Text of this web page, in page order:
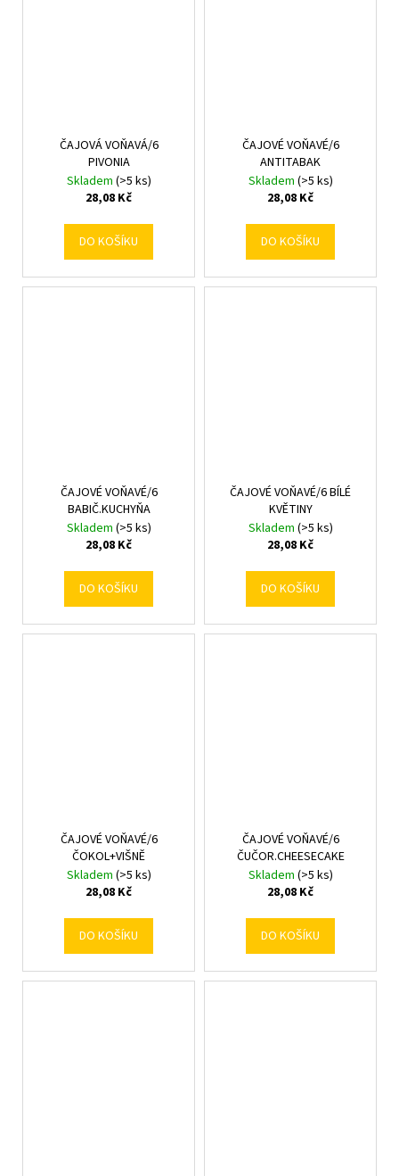
ČAJOVÁ VOŇAVÁ/6
PIVONIA
Skladem (>5 ks)
28,08 Kč
DO KOŠÍKU
ČAJOVÉ VOŇAVÉ/6
ANTITABAK
Skladem (>5 ks)
28,08 Kč
DO KOŠÍKU
ČAJOVÉ VOŇAVÉ/6
BABIČ.KUCHYŇA
Skladem (>5 ks)
28,08 Kč
DO KOŠÍKU
ČAJOVÉ VOŇAVÉ/6 BÍLÉ
KVĚTINY
Skladem (>5 ks)
28,08 Kč
DO KOŠÍKU
ČAJOVÉ VOŇAVÉ/6
ČOKOL+VIŠNĚ
Skladem (>5 ks)
28,08 Kč
DO KOŠÍKU
ČAJOVÉ VOŇAVÉ/6
ČUČOR.CHEESECAKE
Skladem (>5 ks)
28,08 Kč
DO KOŠÍKU